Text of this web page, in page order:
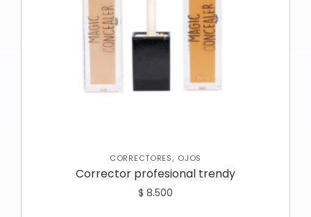
CORRECTORES, OJOS
Corrector profesional trendy
$ 8.500